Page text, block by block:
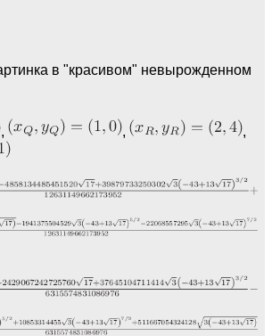
в "красивом" невырожденном
, , ,